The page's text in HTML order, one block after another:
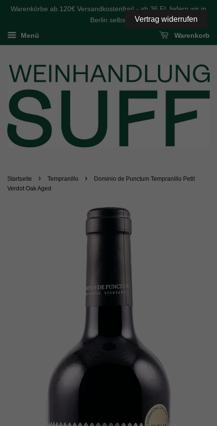
Warenkörbe ab 120€ Versandkostenfrei! - ab 36 FL liefern wir in
Berlin selbst
Menü Warenkorb
Startseite › Tempranillo ›
Dominio de Punctum Tempranillo Petit
Verdot Oak Aged
Vertrag widerrufen